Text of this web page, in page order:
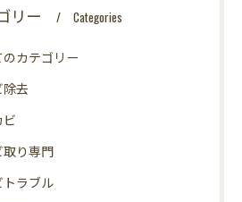
リー Categories
カテゴリー
除去
ビ
取り専門
トラブル